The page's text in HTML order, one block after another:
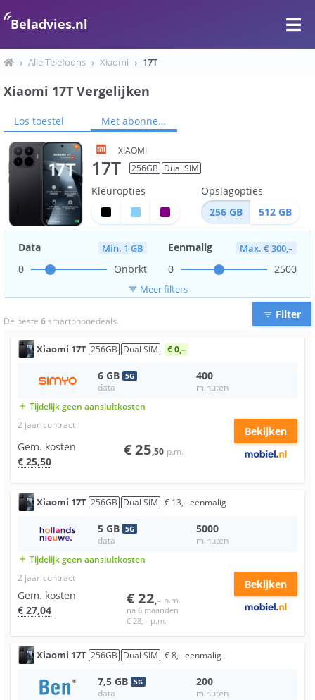
Beladvies.nl
› Alle Telefoons › Xiaomi › 17T
Xiaomi 17T Vergelijken
Los toestel Met abonnement
XIAOMI
17T 256GB Dual SIM
Kleuropties
Opslagopties
256 GB 512 GB
Data Min. 1 GB
0 Onbrkt
Eenmalig Max. € 300,–
0 2500
filter_list Meer filters
De beste 6smartphonedeals.
filter_list Filter
Xiaomi 17T 256GB Dual SIM € 0,–
6 GB 5G
data
400
minuten
2 jaar contract
€25,50 p.m.
Gem. kosten
€ 25,50
Bekijken
add Tijdelijk geen aansluitkosten
Xiaomi 17T 256GB Dual SIM € 13,–eenmalig
5 GB 5G
data
5000
minuten
2 jaar contract
€22,– p.m.
na 6 maanden
€ 28,– p.m.
Gem. kosten
€ 27,04
Bekijken
add Tijdelijk geen aansluitkosten
Xiaomi 17T 256GB Dual SIM €8,–eenmalig
7,5 GB 5G
data
200
minuten